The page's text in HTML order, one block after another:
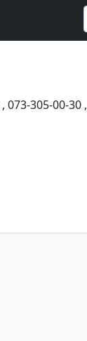
, 073-305-00-30 ,